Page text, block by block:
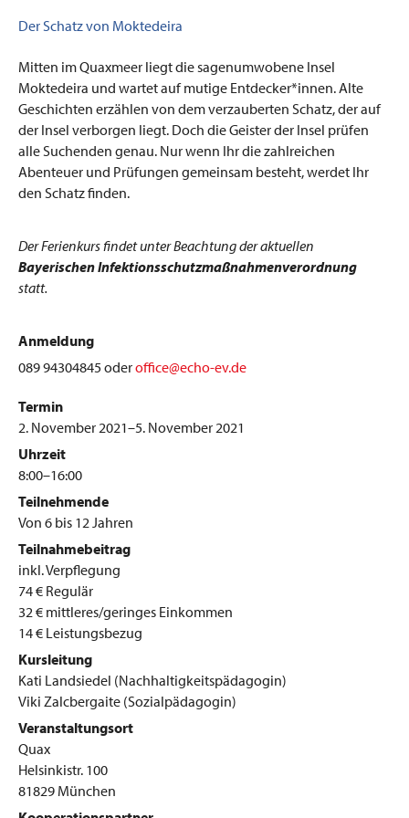
Der Schatz von Moktedeira
Mitten im Quaxmeer liegt die sagenumwobene Insel
Moktedeira und wartet auf mutige Entdecker*innen. Alte
Geschichten erzählen von dem verzauberten Schatz, der auf
der Insel verborgen liegt. Doch die Geister der Insel prüfen
alle Suchenden genau. Nur wenn Ihr die zahlreichen
Abenteuer und Prüfungen gemeinsam besteht, werdet Ihr
den Schatz finden.
Der Ferienkurs findet unter Beachtung der aktuellen
Bayerischen Infektionsschutzmaßnahmenverordnung
statt.
Anmeldung
089 94304845 oderoffice@echo-ev.de
Termin
2. November 2021–5. November 2021
Uhrzeit
8:00–16:00
Teilnehmende
Von 6 bis 12 Jahren
Teilnahmebeitrag
inkl. Verpflegung
74 € Regulär
32 € mittleres/geringes Einkommen
14 € Leistungsbezug
Kursleitung
Kati Landsiedel (Nachhaltigkeitspädagogin)
Viki Zalcbergaite (Sozialpädagogin)
Veranstaltungsort
Quax
Helsinkistr. 100
81829 München